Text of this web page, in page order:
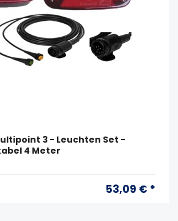
3 - Leuchten Set -
4 Meter
53,09 € *